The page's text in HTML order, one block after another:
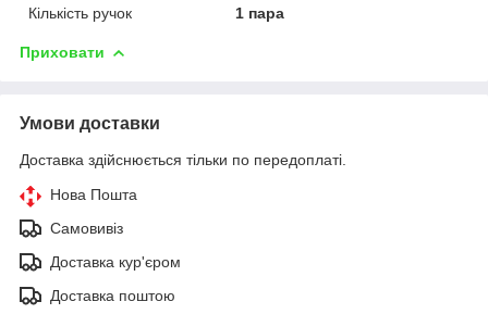
Кількість ручок
1 пара
Приховати
Умови доставки
Доставка здійснюється тільки по передоплаті.
Нова Пошта
Самовивіз
Доставка кур'єром
Доставка поштою